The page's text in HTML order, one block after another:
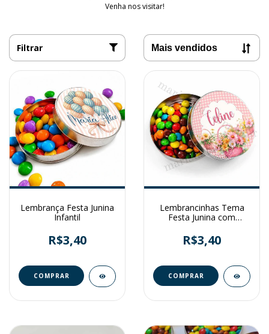
Venha nos visitar!
Filtrar
Lembrança Festa Junina
Infantil
R$3,40
Lembrancinhas Tema
Festa Junina com
R$3,40